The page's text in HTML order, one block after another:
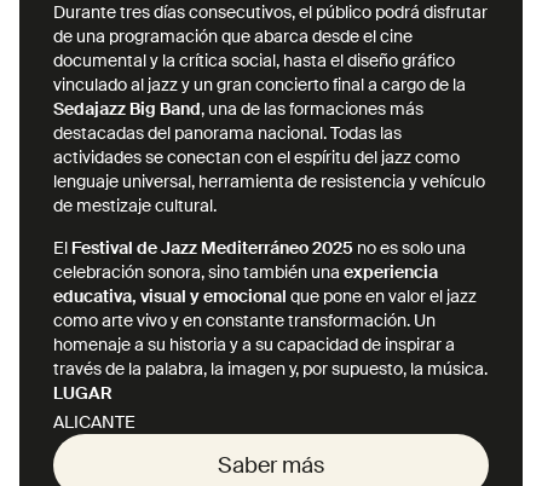
Durante tres días consecutivos, el público podrá disfrutar
de una programación que abarca desde el cine
documental y la crítica social, hasta el diseño gráfico
vinculado al jazz y un gran concierto final a cargo de la
Sedajazz Big Band, una de las formaciones más
destacadas del panorama nacional. Todas las
actividades se conectan con el espíritu del jazz como
lenguaje universal, herramienta de resistencia y vehículo
de mestizaje cultural.
El Festival de Jazz Mediterráneo 2025 no es solo una
celebración sonora, sino también una experiencia
educativa, visual y emocional que pone en valor el jazz
como arte vivo y en constante transformación. Un
homenaje a su historia y a su capacidad de inspirar a
través de la palabra, la imagen y, por supuesto, la música.
LUGAR
ALICANTE
Saber más